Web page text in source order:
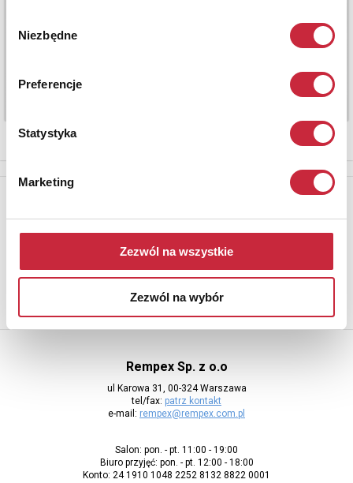
zgody
Niezbędne
Preferencje
Statystyka
Marketing
Zezwól na wszystkie
Zezwól na wybór
Aby otrzymywać informacje o nowych aukcjach, prosimy podać
Rempex Sp. z o.o
ul Karowa 31, 00-324 Warszawa
tel/fax: patrz kontakt
e-mail: rempex@rempex.com.pl
Salon: pon. - pt. 11:00 - 19:00
Biuro przyjęć: pon. - pt. 12:00 - 18:00
Konto: 24 1910 1048 2252 8132 8822 0001